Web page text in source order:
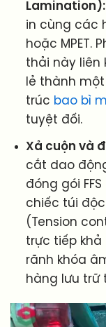
Lamination):
in cùng các
hoặc MPET.
thải này liên
lẻ thành
trúc bao bì
tuyệt đối.
Xả cuộn và
cắt dao
đóng gói
chiếc túi
(Tension
trực tiếp
rãnh khóa
hàng lưu trữ